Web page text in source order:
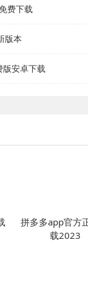
费下载
版本
版安卓下载
拼多多app官方
载2023